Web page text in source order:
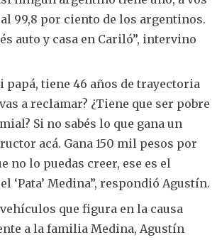
99,8 por ciento de los argentinos.
auto y casa en Cariló”, intervino
papá, tiene 46 años de trayectoria
a reclamar? ¿Tiene que ser pobre
Si no sabés lo que gana un
acá. Gana 150 mil pesos por
no lo puedas creer, ese es el
‘Pata’ Medina”, respondió Agustín.
que figura en la causa
a la familia Medina, Agustín